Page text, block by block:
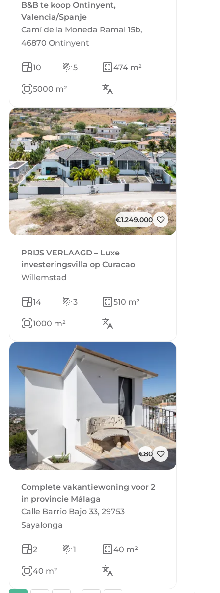
B&B te koop Ontinyent,
Valencia/Spanje
Camí de la Moneda Ramal 15b,
46870 Ontinyent
10 5 474 m²
5000 m²
€1.249.000
PRIJS VERLAAGD – Luxe
investeringsvilla op Curacao
Willemstad
14 3 510 m²
1000 m²
€80
Complete vakantiewoning voor 2
in provincie Málaga
Calle Barrio Bajo 33, 29753
Sayalonga
2 1 40 m²
40 m²